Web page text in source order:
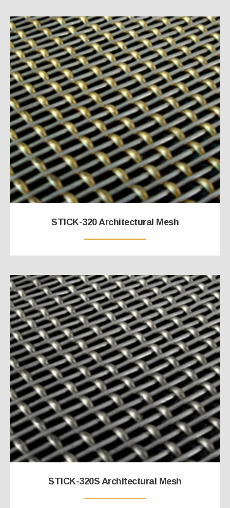
STICK-320 Architectural Mesh
STICK-320S Architectural Mesh